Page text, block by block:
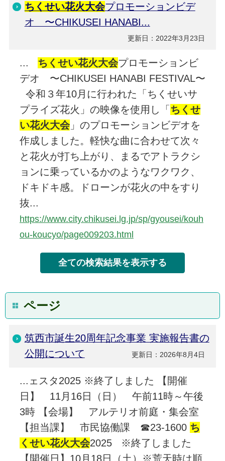
ちくせい花火大会プロモーションビデ
オ 〜CHIKUSEI HANABI...
更新日：2022年3月23日
... ちくせい花火大会プロモーションビ
デオ 〜CHIKUSEI HANABI FESTIVAL〜
令和３年10月に行われた「ちくせいサ
プライズ花火」の映像を使用し「 ちくせ
い花火大会」のプロモーションビデオを
作成しました。軽快な曲に合わせて次々
と花火が打ち上がり、まるでアトラクシ
ョンに乗っているかのようなワクワク、
ドキドキ感。ドローンが花火の中をすり
抜...
https://www.city.chikusei.lg.jp/sp/gyousei/kouh
ou-koucyo/page009203.html
ページ
筑西市誕生20周年記念事業 実施報告書の
公開について
更新日：2026年8月4日
...ェスタ2025 ※終了しました 【開催
日】 11月16日（日） 午前11時～午後
3時 【会場】 アルテリオ前庭・集会室
【担当課】 市民協働課 ☎23-1600 ち
くせい花火大会2025 ※終了しました
【開催日】10月18日（土）※荒天時は順